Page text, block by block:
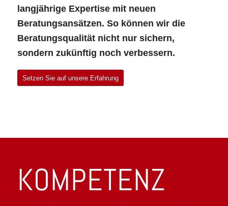
langjährige Expertise mit neuen
Beratungsansätzen. So können wir die
Beratungsqualität nicht nur sichern,
sondern zukünftig noch verbessern.
Setzen Sie auf unsere Erfahrung
KOMPETENZ